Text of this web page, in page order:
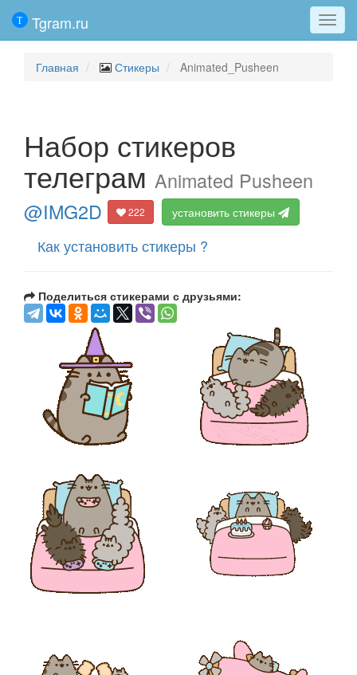
Меню
Tgram.ru
Главная Стикеры Animated_Pusheen
Набор стикеров
телеграм Animated Pusheen
@IMG2D
222 установить стикеры
Как установить стикеры ?
Поделиться стикерами с друзьями: